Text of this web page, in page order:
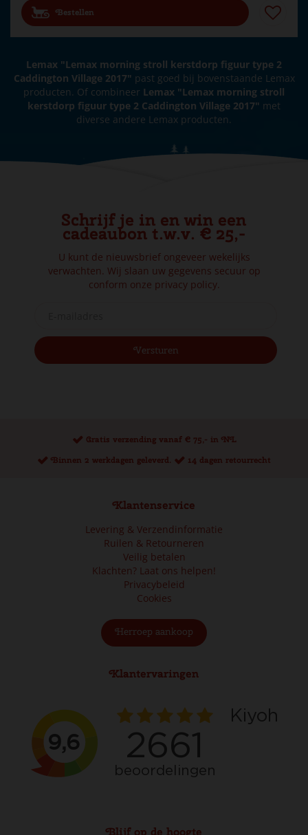
Bestellen
Lemax "Lemax morning stroll kerstdorp figuur type 2
Caddington Village 2017" past goed bij bovenstaande Lemax
producten. Of combineer Lemax "Lemax morning stroll
kerstdorp figuur type 2 Caddington Village 2017" met
diverse andere Lemax producten.
Schrijf je in en win een
cadeaubon t.w.v. € 25,-
U kunt de nieuwsbrief ongeveer wekelijks
verwachten. Wij slaan uw gegevens secuur op
conform onze privacy policy.
Gratis verzending vanaf € 75,- in NL
Binnen 2 werkdagen geleverd.
14 dagen retourrecht
Klantenservice
Levering & Verzendinformatie
Ruilen & Retourneren
Veilig betalen
Klachten? Laat ons helpen!
Privacybeleid
Cookies
Herroep aankoop
Klantervaringen
Blijf op de hoogte